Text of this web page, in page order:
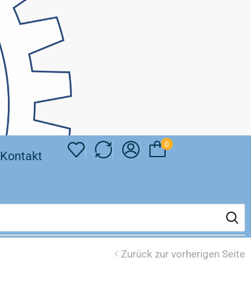
Kontakt
0
Zurück zur vorherigen Seite